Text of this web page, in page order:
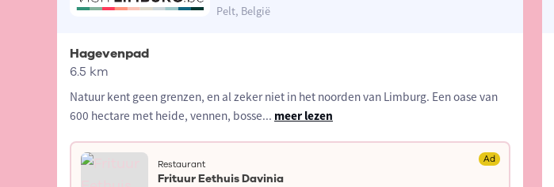
Pelt, België
Hagevenpad
6.5 km
Natuur kent geen grenzen, en al zeker niet in het noorden van Limburg. Een oase van
600 hectare met heide, vennen, bosse... meer lezen
Restaurant Ad
Frituur Eethuis Davinia